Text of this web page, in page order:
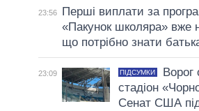
23:56
Перші виплати за
«Пакунок школяра» вже
що потрібно знати
23:09 ПІДСУМКИ
Ворог
стадіон
Сенат США